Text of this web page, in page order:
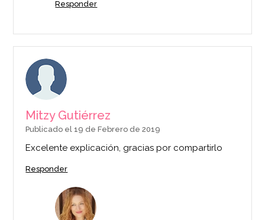
Responder
Mitzy Gutiérrez
Publicado el 19 de Febrero de 2019
Excelente explicación, gracias por compartirlo
Responder